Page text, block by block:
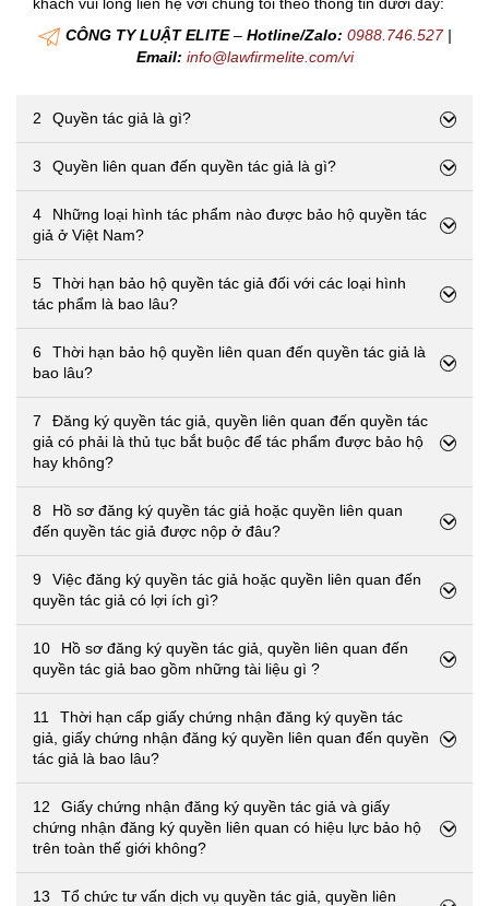
khách vui lòng liên hệ với chúng tôi theo thông tin dưới đây:
CÔNG TY LUẬT ELITE– Hotline/Zalo: 0988.746.527|
Email: info@lawfirmelite.com/vi
2 Quyền tác giả là gì?
3 Quyền liên quan đến quyền tác giả là gì?
4
Những loại hình tác phẩm nào được bảo hộ quyền tác
giả ở Việt Nam?
5
Thời hạn bảo hộ quyền tác giả đối với các loại hình
tác phẩm là bao lâu?
6
Thời hạn bảo hộ quyền liên quan đến quyền tác giả là
bao lâu?
7
Đăng ký quyền tác giả, quyền liên quan đến quyền tác
giả có phải là thủ tục bắt buộc để tác phẩm được bảo hộ
hay không?
8
Hồ sơ đăng ký quyền tác giả hoặc quyền liên quan
đến quyền tác giả được nộp ở đâu?
9
Việc đăng ký quyền tác giả hoặc quyền liên quan đến
quyền tác giả có lợi ích gì?
10
Hồ sơ đăng ký quyền tác giả, quyền liên quan đến
quyền tác giả bao gồm những tài liệu gì ?
11
Thời hạn cấp giấy chứng nhận đăng ký quyền tác
giả, giấy chứng nhận đăng ký quyền liên quan đến quyền
tác giả là bao lâu?
12
Giấy chứng nhận đăng ký quyền tác giả và giấy
chứng nhận đăng ký quyền liên quan có hiệu lực bảo hộ
trên toàn thế giới không?
13
Tổ chức tư vấn dịch vụ quyền tác giả, quyền liên